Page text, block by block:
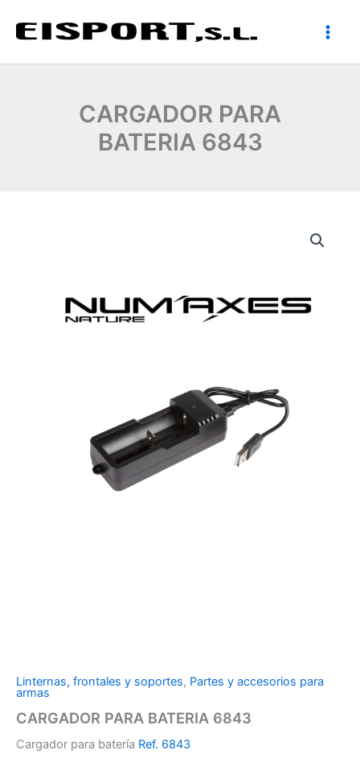
CARGADOR PARA
BATERIA 6843
Linternas, frontales y soportes, Partes y accesorios para
armas
CARGADOR PARA BATERIA 6843
Cargador para batería Ref. 6843